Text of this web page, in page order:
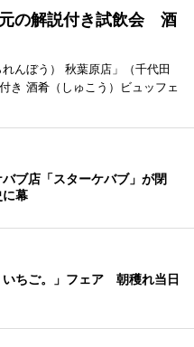
の解説付き試飲会 酒
んぼう） 秋葉原店」（千代田
き 酒肴（しゅこう）ビュッフェ
ブ店「スターケバブ」が閉
幕
いちご。」フェア 朝穫れ当日